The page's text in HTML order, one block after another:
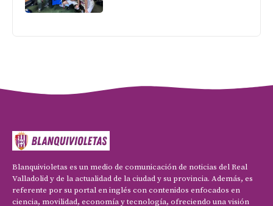
Blanquivioletas es un medio de comunicación de noticias del Real
Valladolid y de la actualidad de la ciudad y su provincia. Además, es
referente por su portal en inglés con contenidos enfocados en
ciencia, movilidad, economía y tecnología, ofreciendo una visión